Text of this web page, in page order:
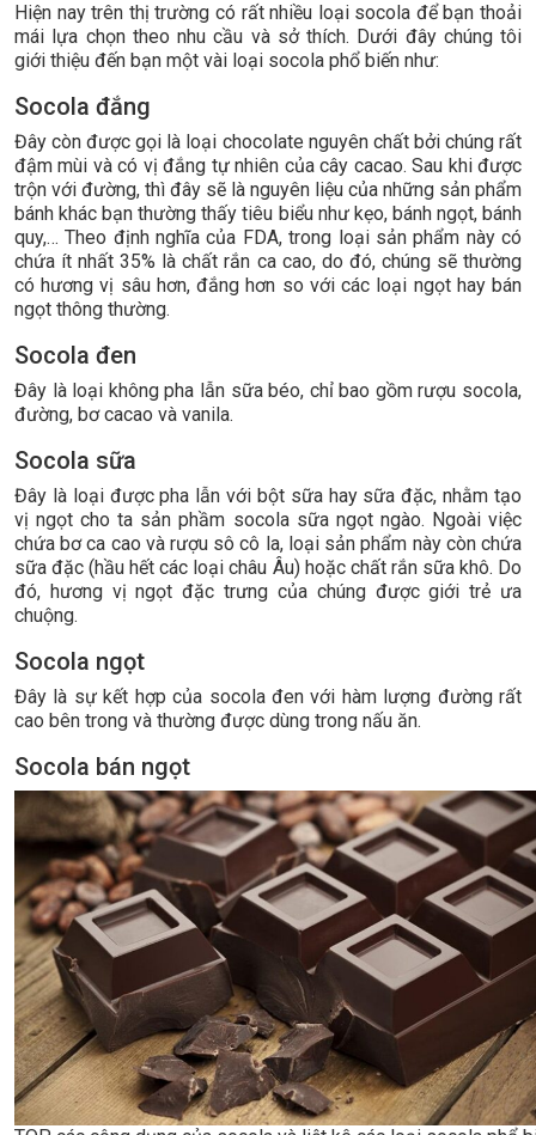
Hiện nay trên thị trường có rất nhiều loại socola để bạn thoải
mái lựa chọn theo nhu cầu và sở thích. Dưới đây chúng tôi
giới thiệu đến bạn một vài loại socola phổ biến như:
Socola đắng
Đây còn được gọi là loại chocolate nguyên chất bởi chúng rất
đậm mùi và có vị đắng tự nhiên của cây cacao. Sau khi được
trộn với đường, thì đây sẽ là nguyên liệu của những sản phẩm
bánh khác bạn thường thấy tiêu biểu như kẹo, bánh ngọt, bánh
quy,… Theo định nghĩa của FDA, trong loại sản phẩm này có
chứa ít nhất 35% là chất rắn ca cao, do đó, chúng sẽ thường
có hương vị sâu hơn, đắng hơn so với các loại ngọt hay bán
ngọt thông thường.
Socola đen
Đây là loại không pha lẫn sữa béo, chỉ bao gồm rượu socola,
đường, bơ cacao và vanila.
Socola sữa
Đây là loại được pha lẫn với bột sữa hay sữa đặc, nhằm tạo
vị ngọt cho ta sản phầm socola sữa ngọt ngào. Ngoài việc
chứa bơ ca cao và rượu sô cô la, loại sản phẩm này còn chứa
sữa đặc (hầu hết các loại châu Âu) hoặc chất rắn sữa khô. Do
đó, hương vị ngọt đặc trưng của chúng được giới trẻ ưa
chuộng.
Socola ngọt
Đây là sự kết hợp của socola đen với hàm lượng đường rất
cao bên trong và thường được dùng trong nấu ăn.
Socola bán ngọt